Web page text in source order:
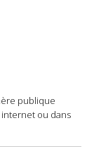
publique
ou dans